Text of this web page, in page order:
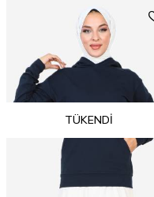
TÜKENDI